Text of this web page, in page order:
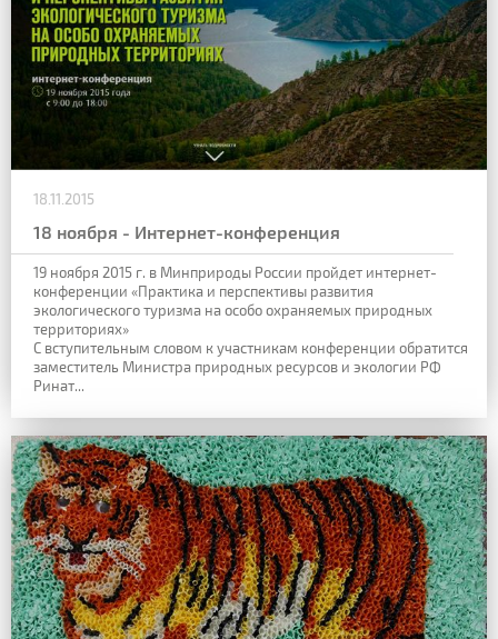
18.11.2015
18 ноября - Интернет-конференция
19 ноября 2015 г. в Минприроды России пройдет интернет-
конференции «Практика и перспективы развития
экологического туризма на особо охраняемых природных
территориях»
С вступительным словом к участникам конференции обратится
заместитель Министра природных ресурсов и экологии РФ
Ринат...